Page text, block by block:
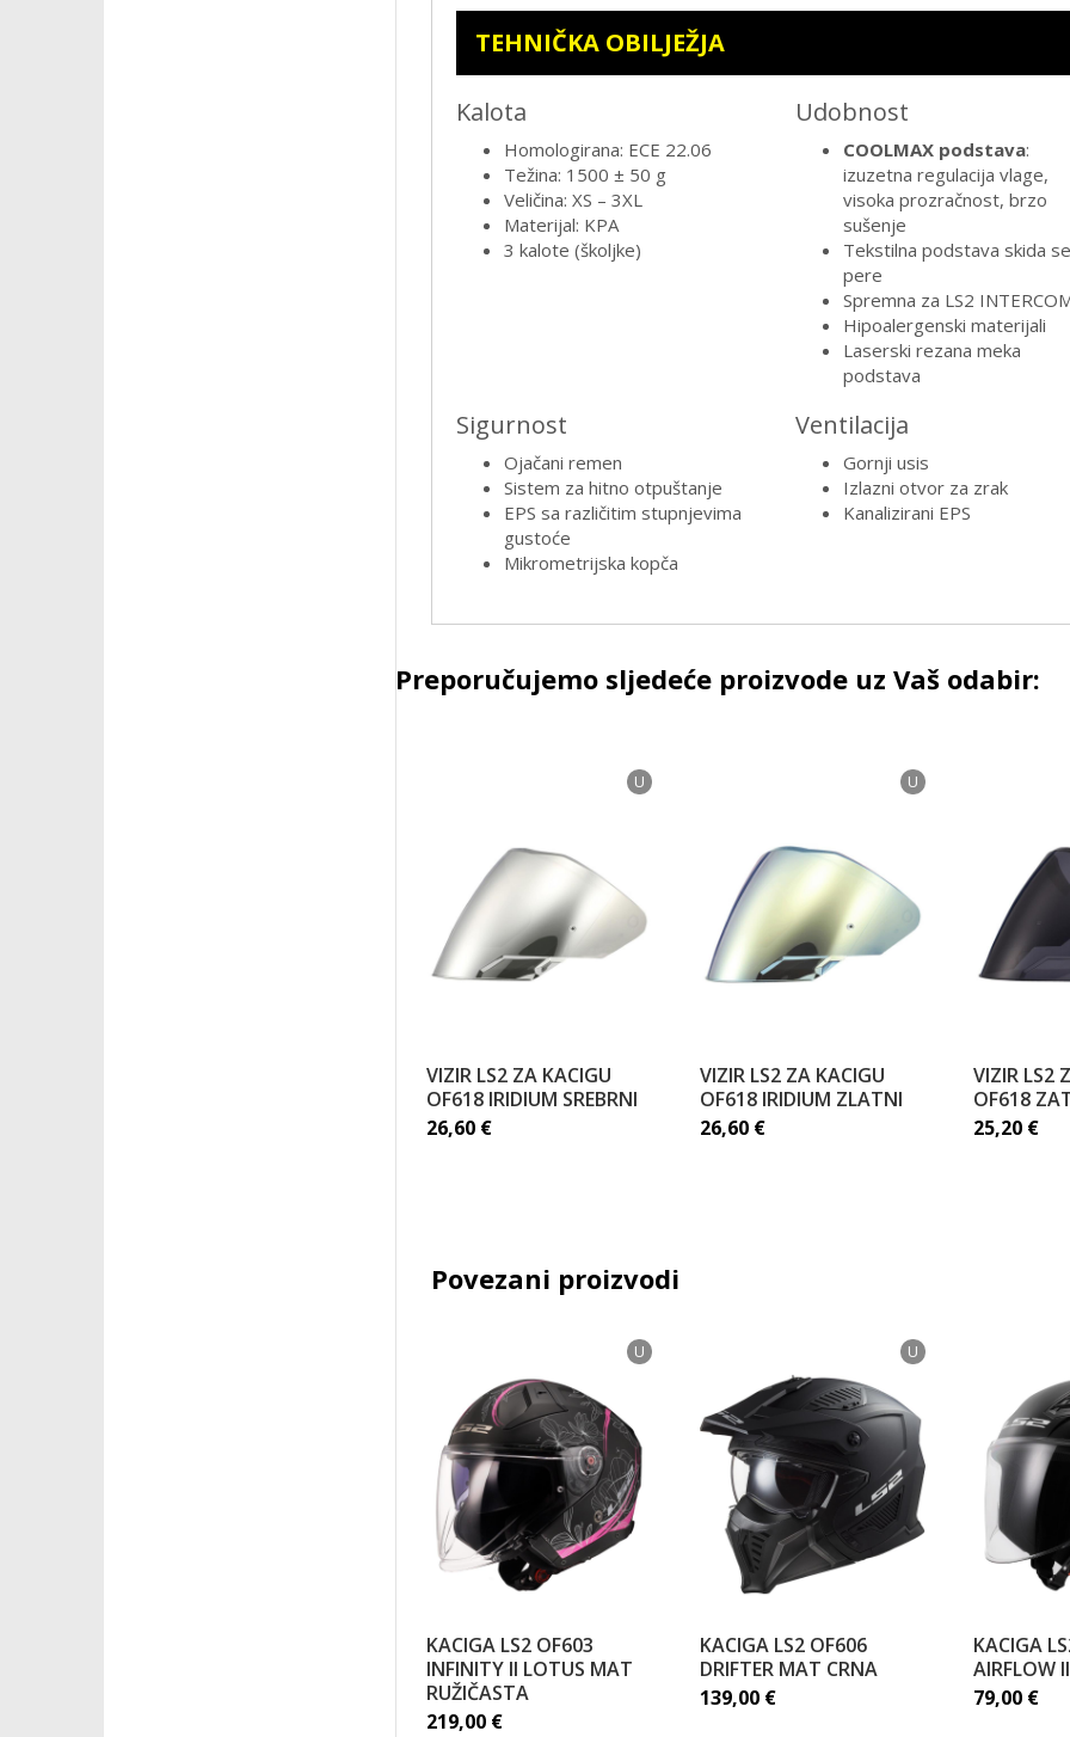
TEHNIČKA OBILJEŽJA
Kalota
Homologirana: ECE 22.06
Težina: 1500 ± 50 g
Veličina: XS – 3XL
Materijal: KPA
3 kalote (školjke)
Udobnost
COOLMAX podstava:
izuzetna regulacija vlage,
visoka prozračnost, brzo
sušenje
Tekstilna podstava skida
pere
Spremna za LS2
Hipoalergenski materijali
Laserski rezana meka
podstava
Sigurnost
Ojačani remen
Sistem za hitno otpuštanje
EPS sa različitim stupnjevima
gustoće
Mikrometrijska kopča
Ventilacija
Gornji usis
Izlazni otvor za zrak
Kanalizirani EPS
Preporučujemo sljedeće proizvode uz Vaš odabir:
U
VIZIR LS2 ZA KACIGU
OF618 IRIDIUM SREBRNI
26,60 €
U
VIZIR LS2 ZA KACIGU
OF618 IRIDIUM ZLATNI
26,60 €
VIZIR LS2
OF618
25,20 €
Povezani proizvodi
U
KACIGA LS2 OF603
INFINITY II LOTUS MAT
RUŽIČASTA
219,00 €
U
KACIGA LS2 OF606
DRIFTER MAT CRNA
139,00 €
KACIGA
AIRFLOW
79,00 €